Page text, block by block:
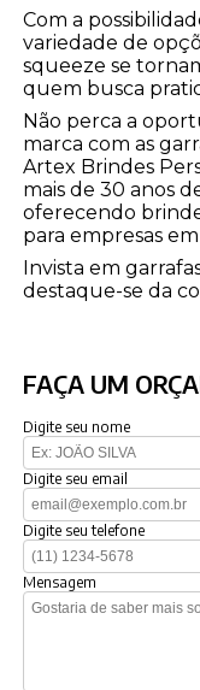
Com a
variedade de
squeeze se
quem busca
Não perca a
marca com as
Artex Brindes
mais de 30 anos
oferecendo
para empresas
Invista em
destaque-se da
FAÇA UM
Digite seu nome
Digite seu email
Digite seu telefone
Mensagem